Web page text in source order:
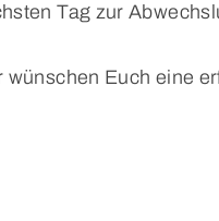
Tag zur
Euch eine